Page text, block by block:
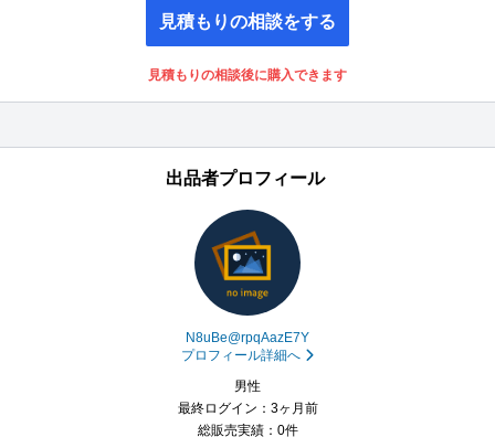
見積もりの相談をする
見積もりの相談後に購入できます
出品者プロフィール
N8uBe@rpqAazE7Y
プロフィール詳細へ
男性
最終ログイン：3ヶ月前
総販売実績：0件